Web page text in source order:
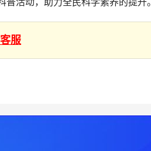
服